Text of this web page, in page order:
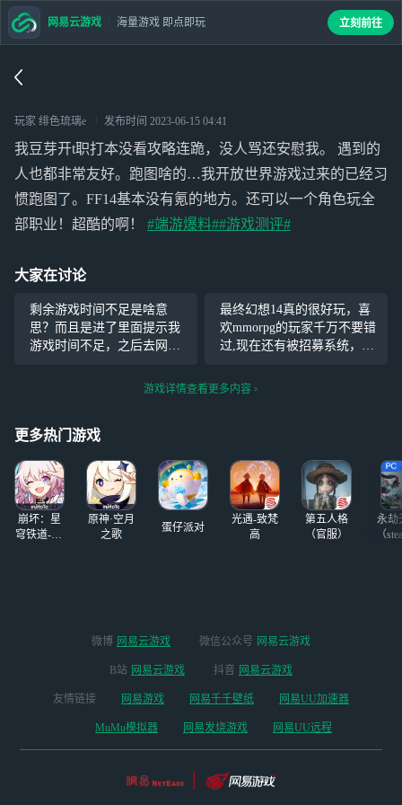
玩家 绯色琉璃e 发布时间 2023-06-15 04:41
我豆芽开t职打本没看攻略连跪，没人骂还安慰我。 遇到的
人也都非常友好。跑图啥的…我开放世界游戏过来的已经习
惯跑图了。FF14基本没有氪的地方。还可以一个角色玩全
部职业！超酷的啊！ #端游爆料##游戏测评#
大家在讨论
剩余游戏时间不足是啥意
思？而且是进了里面提示我
游戏时间不足，之后去网页
是网易云游戏里面的时间不
最终幻想14真的很好玩，喜
欢mmorpg的玩家千万不要错
过,现在还有被招募系统，能
爆料#
游戏详情查看更多内容
更多热门游戏
崩坏：星
穹铁道-4.4
原神·空月
之歌
蛋仔派对
光遇-致梵
高
第五人格
（官服）
永劫
（
网易云游戏 海量游戏 即点即玩 立刻前往
微博 网易云游戏 微信公众号 网易云游戏
B站 网易云游戏 抖音 网易云游戏
友情链接 网易游戏 网易千千壁纸 网易UU加速器
MuMu模拟器 网易发烧游戏 网易UU远程